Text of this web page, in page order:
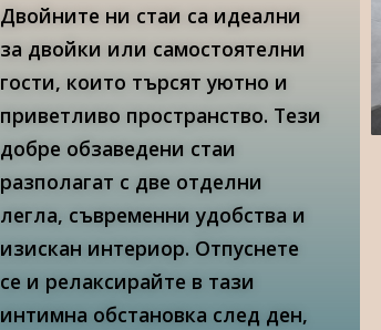
Двойните ни стаи са идеални
за двойки или самостоятелни
гости, които търсят уютно и
приветливо пространство. Тези
добре обзаведени стаи
разполагат с две отделни
легла, съвременни удобства и
изискан интериор. Отпуснете
се и релаксирайте в тази
интимна обстановка след ден,